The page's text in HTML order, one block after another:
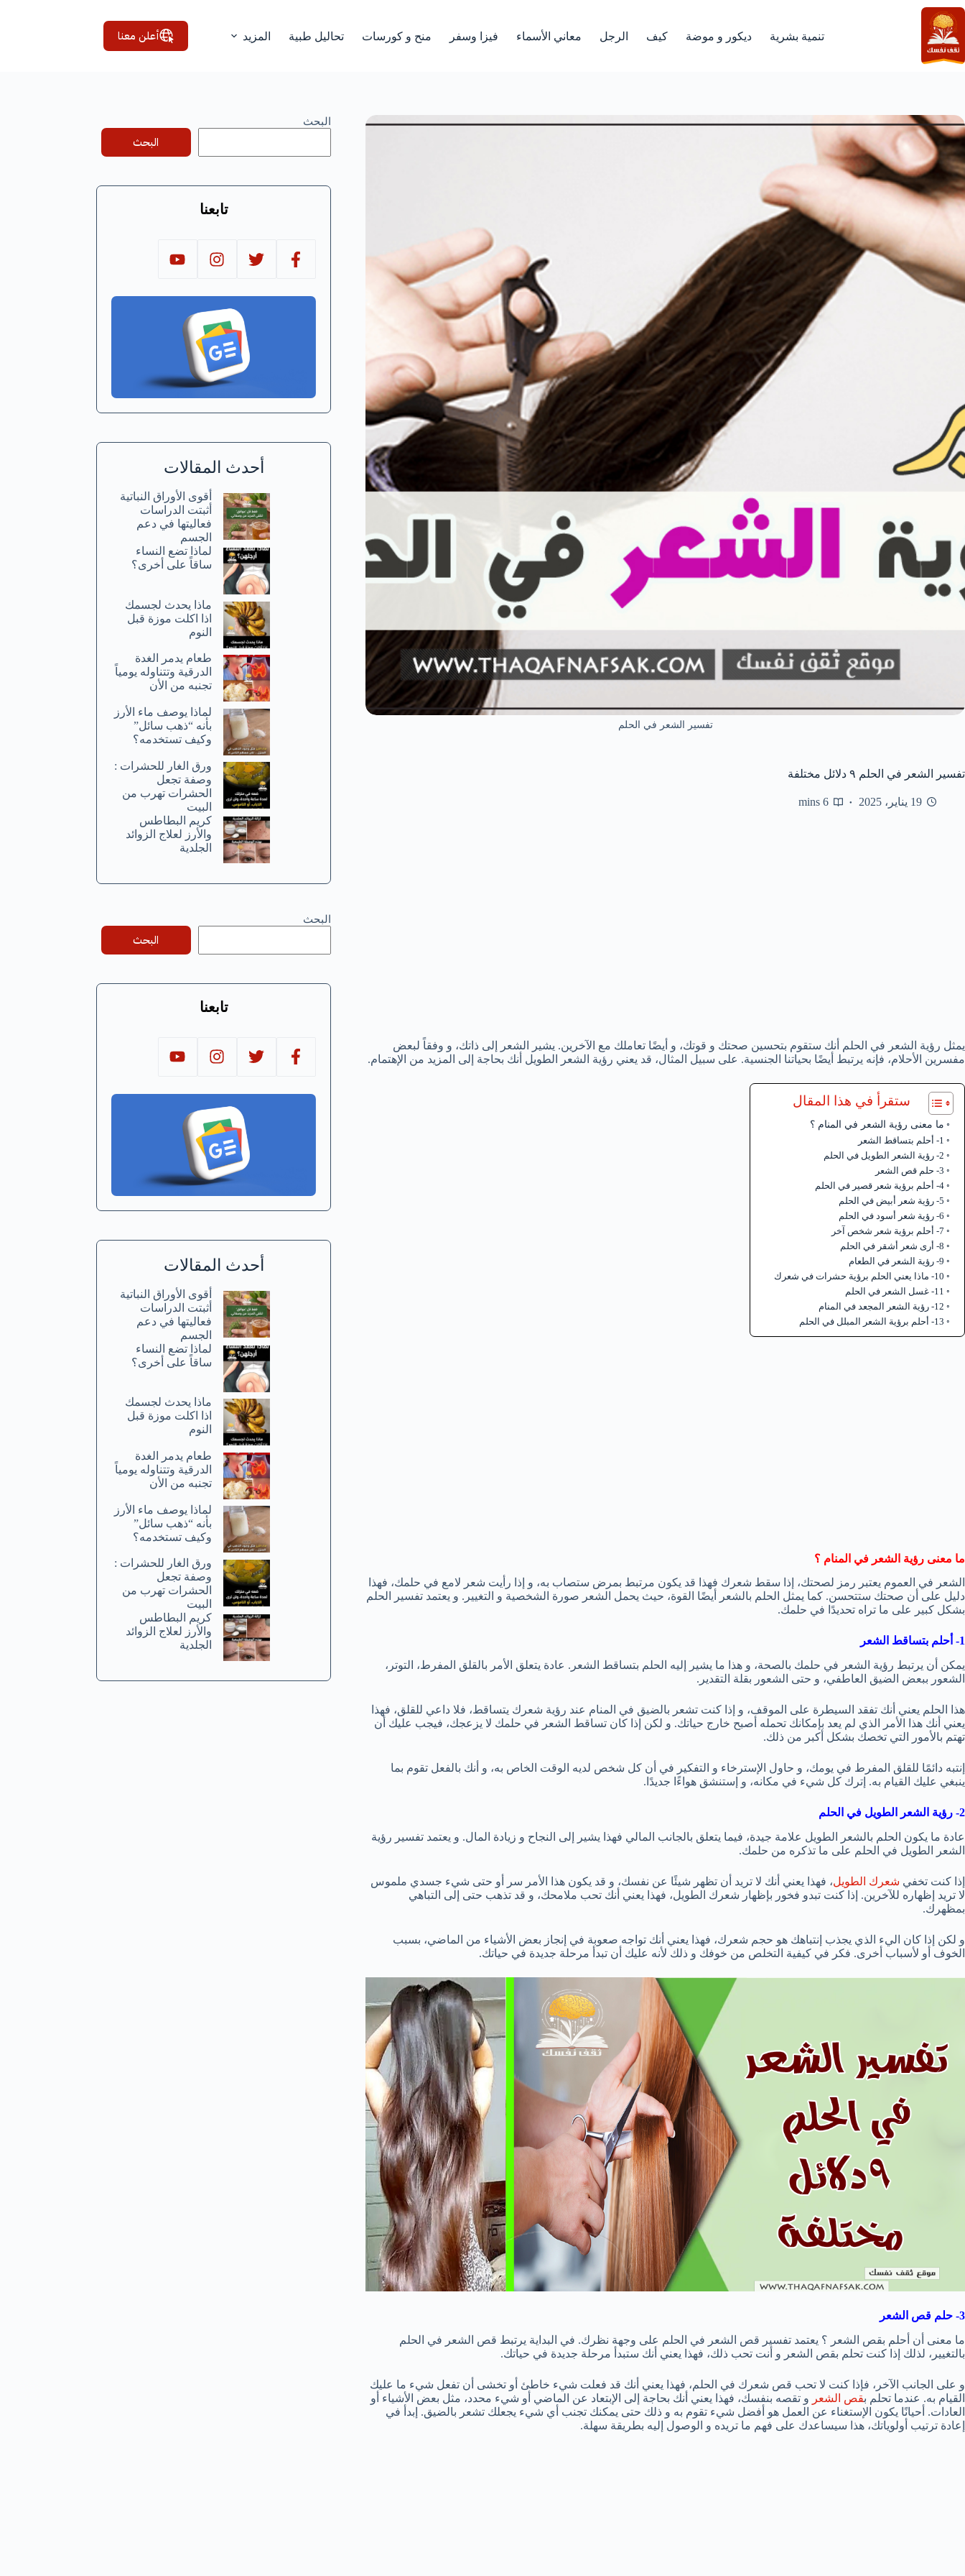
التجاوز
إلى
المحتوى
تنمية بشرية ديكور و موضة كيف الرجل معاني الأسماء فيزا وسفر منح و كورسات تحاليل طبية المزيد أعلن معنا
تفسير الشعر في الحلم
تفسير الشعر في الحلم ٩ دلائل مختلفة
19 يناير، 2025 6 mins
يمثل رؤية الشعر في الحلم أنك ستقوم بتحسين صحتك و قوتك، و أيضًا تعاملك مع الآخرين. يشير الشعر إلى ذاتك، و وفقاً لبعض
مفسرين الأحلام، فإنه يرتبط أيضًا بحياتنا الجنسية. على سبيل المثال، قد يعني رؤية الشعر الطويل أنك بحاجة إلى المزيد من الإهتمام.
ستقرأ في هذا المقال
ما معنى رؤية الشعر في المنام ؟
1- أحلم بتساقط الشعر
2- رؤية الشعر الطويل في الحلم
3- حلم قص الشعر
4- أحلم برؤية شعر قصير في الحلم
5- رؤية شعر أبيض في الحلم
6- رؤية شعر أسود في الحلم
7- أحلم برؤية شعر شخص آخر
8- أرى شعر أشقر في الحلم
9- رؤية الشعر في الطعام
10- ماذا يعني الحلم برؤية حشرات في شعرك
11- غسل الشعر في الحلم
12- رؤية الشعر المجعد في المنام
13- أحلم برؤية الشعر المبلل في الحلم
ما معنى رؤية الشعر في المنام ؟
الشعر في العموم يعتبر رمز لصحتك، إذا سقط شعرك فهذا قد يكون مرتبط بمرض ستصاب به، و إذا رأيت شعر لامع في حلمك، فهذا
دليل على أن صحتك ستتحسن. كما يمثل الحلم بالشعر أيضًا القوة، حيث يحمل الشعر صورة الشخصية و التغيير. و يعتمد تفسير الحلم
بشكل كبير على ما تراه تحديدًا في حلمك.
1- أحلم بتساقط الشعر
يمكن أن يرتبط رؤية الشعر في حلمك بالصحة، و هذا ما يشير إليه الحلم بتساقط الشعر. عادة يتعلق الأمر بالقلق المفرط، التوتر،
الشعور ببعض الضيق العاطفي، و حتى الشعور بقلة التقدير.
هذا الحلم يعني أنك تفقد السيطرة على الموقف، و إذا كنت تشعر بالضيق في المنام عند رؤية شعرك يتساقط، فلا داعي للقلق، فهذا
يعني أنك هذا الأمر الذي لم يعد بإمكانك تحمله أصبح خارج حياتك. و لكن إذا كان تساقط الشعر في حلمك لا يزعجك، فيجب عليك أن
تهتم بالأمور التي تخصك بشكل أكبر من ذلك.
إنتبه دائمًا للقلق المفرط في يومك، و حاول الإسترخاء و التفكير في أن كل شخص لديه الوقت الخاص به، و أنك بالفعل تقوم بما
ينبغي عليك القيام به. إترك كل شيء في مكانه، و إستنشق هواءًا جديدًا.
2- رؤية الشعر الطويل في الحلم
عادة ما يكون الحلم بالشعر الطويل علامة جيدة، فيما يتعلق بالجانب المالي فهذا يشير إلى النجاح و زيادة المال. و يعتمد تفسير رؤية
الشعر الطويل في الحلم على ما تذكره من حلمك.
إذا كنت تخفي شعرك الطويل، فهذا يعني أنك لا تريد أن تظهر شيئًا عن نفسك، و قد يكون هذا الأمر سر أو حتى شيء جسدي ملموس
لا تريد إظهاره للآخرين. إذا كنت تبدو فخور بإظهار شعرك الطويل، فهذا يعني أنك تحب ملامحك، و قد تذهب حتى إلى التباهي
بمظهرك.
و لكن إذا كان اليء الذي يجذب إنتباهك هو حجم شعرك، فهذا يعني أنك تواجه صعوبة في إنجاز بعض الأشياء من الماضي، بسبب
الخوف أو لأسباب أخرى. فكر في كيفية التخلص من خوفك و ذلك لأنه عليك أن تبدأ مرحلة جديدة في حياتك.
3- حلم قص الشعر
ما معنى أن أحلم بقص الشعر ؟ يعتمد تفسير قص الشعر في الحلم على وجهة نظرك. في البداية يرتبط قص الشعر في الحلم
بالتغيير، لذلك إذا كنت تحلم بقص الشعر و أنت تحب ذلك، فهذا يعني أنك ستبدأ مرحلة جديدة في حياتك.
و على الجانب الآخر، فإذا كنت لا تحب قص شعرك في الحلم، فهذا يعني أنك قد فعلت شيء خاطئ أو تخشى أن تفعل شيء ما عليك
القيام به. عندما تحلم بقص الشعر و تقصه بنفسك، فهذا يعني أنك بحاجة إلى الإبتعاد عن الماضي أو شيء محدد، مثل بعض الأشياء أو
العادات. أحيانًا يكون الإستغناء عن العمل هو أفضل شيء تقوم به و ذلك حتى يمكنك تجنب أي شيء يجعلك تشعر بالضيق. إبدأ في
إعادة ترتيب أولوياتك، هذا سيساعدك على فهم ما تريده و الوصول إليه بطريقة سهلة.
البحث
البحث
تابعنا
أحدث المقالات
أقوى الأوراق النباتية
أثبتت الدراسات
فعاليتها في دعم
الجسم
لماذا تضع النساء
ساقاً على أخرى؟
ماذا يحدث لجسمك
اذا اكلت موزة قبل
النوم
طعام يدمر الغدة
الدرقية وتتناوله يومياً
تجنبه من الأن
لماذا يوصف ماء الأرز
بأنه “ذهب سائل”
وكيف تستخدمه؟
ورق الغار للحشرات :
وصفة تجعل
الحشرات تهرب من
البيت
كريم البطاطس
والأرز لعلاج الزوائد
الجلدية
البحث
البحث
تابعنا
أحدث المقالات
أقوى الأوراق النباتية
أثبتت الدراسات
فعاليتها في دعم
الجسم
لماذا تضع النساء
ساقاً على أخرى؟
ماذا يحدث لجسمك
اذا اكلت موزة قبل
النوم
طعام يدمر الغدة
الدرقية وتتناوله يومياً
تجنبه من الأن
لماذا يوصف ماء الأرز
بأنه “ذهب سائل”
وكيف تستخدمه؟
ورق الغار للحشرات :
وصفة تجعل
الحشرات تهرب من
البيت
كريم البطاطس
والأرز لعلاج الزوائد
الجلدية